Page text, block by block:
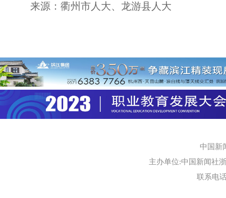
来源：衢州市人大、龙游县人大
中国新
主办单位:中国新闻社
联系电